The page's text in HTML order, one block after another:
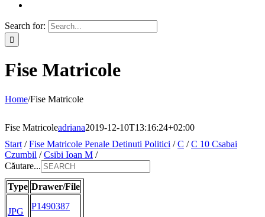
Search for:
Fise Matricole
Home/Fise Matricole
Fise Matricoleadriana2019-12-10T13:16:24+02:00
Start /Fise Matricole Penale Detinuti Politici /C /C 10 Csabai
Czumbil /Csibi Ioan M /
Căutare...
Type Drawer/File
JPG
P1490387